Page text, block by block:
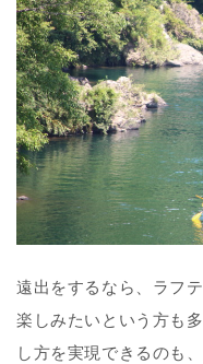
遠出をするなら、ラフ
楽しみたいという方も
し方を実現できるのも